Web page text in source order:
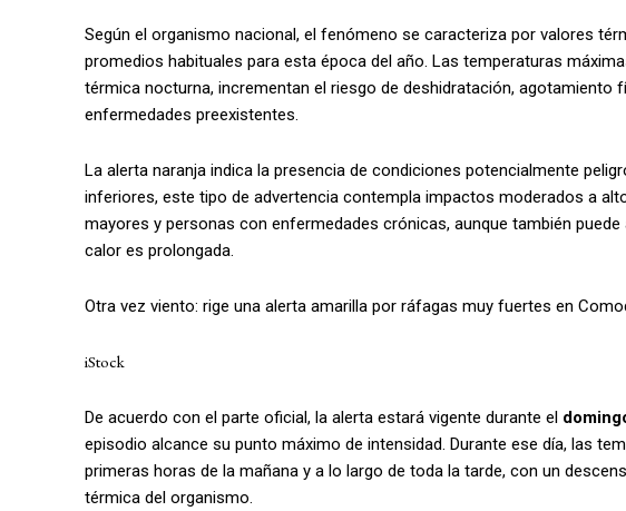
Según el organismo nacional, el fenómeno se caracteriza por valores
promedios habituales para esta época del año. Las temperaturas
térmica nocturna, incrementan el riesgo de deshidratación, agotamiento
enfermedades preexistentes.
La alerta naranja indica la presencia de condiciones potencialmente
inferiores, este tipo de advertencia contempla impactos moderados a
mayores y personas con enfermedades crónicas, aunque también
calor es prolongada.
Otra vez viento: rige una alerta amarilla por ráfagas muy fuertes en
iStock
De acuerdo con el parte oficial, la alerta estará vigente durante el
episodio alcance su punto máximo de intensidad. Durante ese día, las
primeras horas de la mañana y a lo largo de toda la tarde, con un
térmica del organismo.